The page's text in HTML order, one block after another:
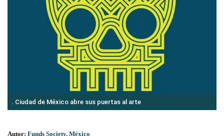
. Ciudad de México abre sus puertas al arte
Autor: Funds Society, México